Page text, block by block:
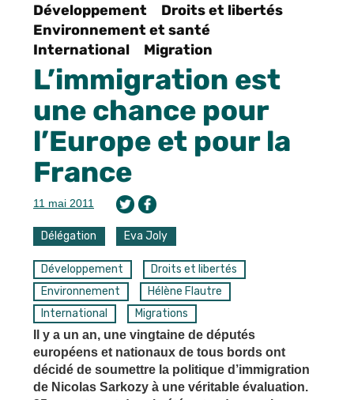
Développement
Droits et libertés
Environnement et santé
International
Migration
L’immigration est
une chance pour
l’Europe et pour la
France
11 mai 2011
Délégation Eva Joly
Développement
Droits et libertés
Environnement
Hélène Flautre
International
Migrations
Il y a un an, une vingtaine de députés
européens et nationaux de tous bords ont
décidé de soumettre la politique d’immigration
de Nicolas Sarkozy à une véritable évaluation.